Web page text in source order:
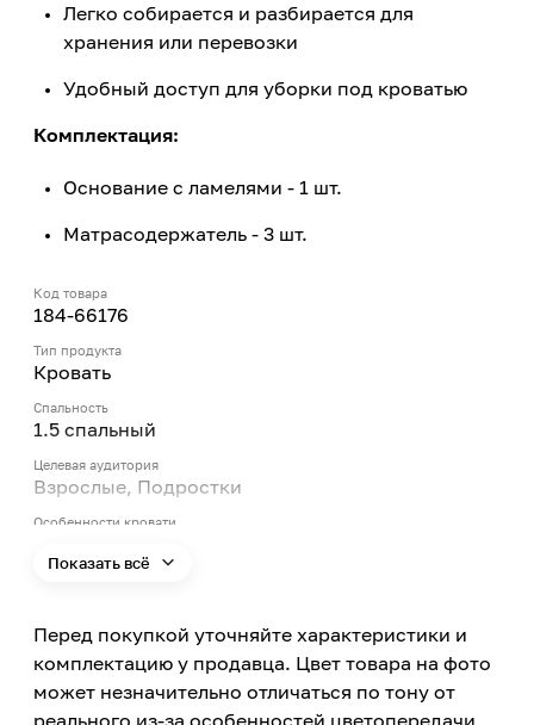
Легко собирается и разбирается для
хранения или перевозки
Удобный доступ для уборки под кроватью
Комплектация:
Основание с ламелями - 1 шт.
Матрасодержатель - 3 шт.
Код товара
184-66176
Тип продукта
Кровать
Спальность
1.5 спальный
Целевая аудитория
Взрослые, Подростки
Особенности кровати
Ширина
1200
Высота
420
Показать всё
Перед покупкой уточняйте характеристики и
комплектацию у продавца. Цвет товара на фото
может незначительно отличаться по тону от
реального из-за особенностей цветопередачи